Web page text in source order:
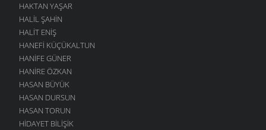
HAKTAN YAŞAR
HALIL ŞAHIN
HALIT ENIŞ
HANEFI KÜÇÜKALTUN
HANIFE GÜNER
HANIRE ÖZKAN
HASAN BÜYÜK
HASAN DURSUN
HASAN TORUN
HIDAYET BILIŞIK